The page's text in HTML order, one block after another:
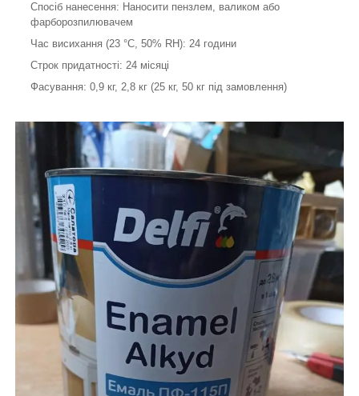
Спосіб нанесення: Наносити пензлем, валиком або
фарборозпилювачем
Час висихання (23 °С, 50% RH): 24 години
Строк придатності: 24 місяці
Фасування: 0,9 кг, 2,8 кг (25 кг, 50 кг під замовлення)